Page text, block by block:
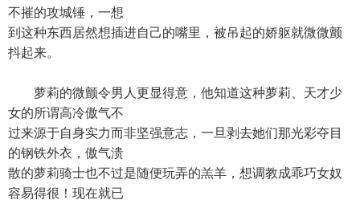
不摧的攻城锤，一想
到这种东西居然想插进自己的嘴里，被吊起的娇躯就微微颤
抖起来。
萝莉的微颤令男人更显得意，他知道这种萝莉、天才少
女的所谓高冷傲气不
过来源于自身实力而非坚强意志，一旦剥去她们那光彩夺目
的钢铁外衣，傲气溃
散的萝莉骑士也不过是随便玩弄的羔羊，想调教成乖巧女奴
容易得很！现在就已